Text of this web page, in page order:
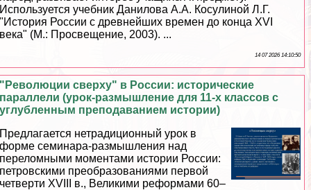
Используется учебник Данилова А.А. Косулиной Л.Г.
"История России с древнейших времен до конца XVI
века" (М.: Просвещение, 2003). ...
14 07 2026 14:10:50
"Революции сверху" в России: исторические
параллели (урок-размышление для 11-х классов с
углубленным преподаванием истории)
Предлагается нетрадиционный урок в
форме семинара-размышления над
переломными моментами истории России:
петровскими преобразованиями первой
четверти XVIII в., Великими реформами 60–